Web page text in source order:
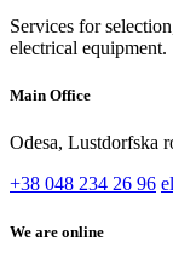
Services for
electrical equipment.
Main Office
Odesa, Lustdorfska
+38 048 234 26 96
We are online